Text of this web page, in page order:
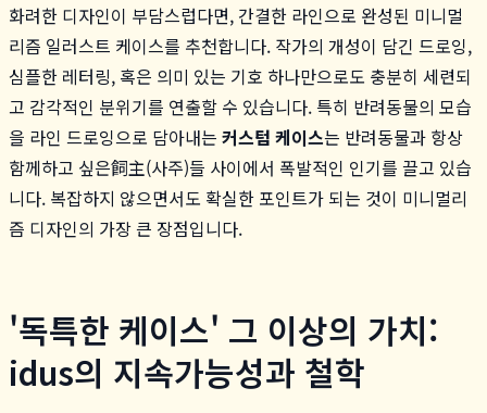
화려한 디자인이 부담스럽다면, 간결한 라인으로 완성된 미니멀
리즘 일러스트 케이스를 추천합니다. 작가의 개성이 담긴 드로잉,
심플한 레터링, 혹은 의미 있는 기호 하나만으로도 충분히 세련되
고 감각적인 분위기를 연출할 수 있습니다. 특히 반려동물의 모습
을 라인 드로잉으로 담아내는 커스텀 케이스는 반려동물과 항상
함께하고 싶은飼主(사주)들 사이에서 폭발적인 인기를 끌고 있습
니다. 복잡하지 않으면서도 확실한 포인트가 되는 것이 미니멀리
즘 디자인의 가장 큰 장점입니다.
'독특한 케이스' 그 이상의 가치:
idus의 지속가능성과 철학